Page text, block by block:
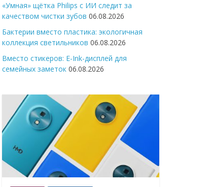
«Умная» щётка Philips с ИИ следит за
качеством чистки зубов 06.08.2026
Бактерии вместо пластика: экологичная
коллекция светильников 06.08.2026
Вместо стикеров: E-Ink-дисплей для
семейных заметок 06.08.2026